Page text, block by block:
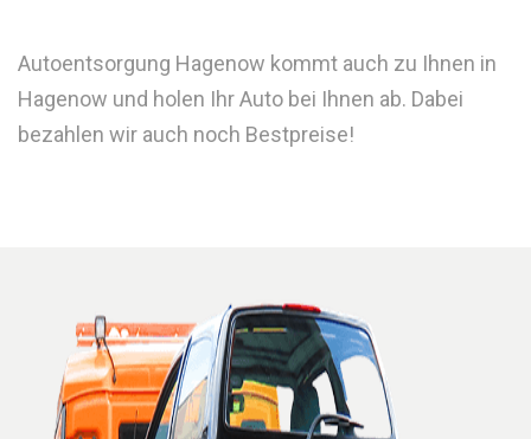
Autoentsorgung Hagenow kommt auch zu Ihnen in
Hagenow und holen Ihr Auto bei Ihnen ab. Dabei
bezahlen wir auch noch Bestpreise!